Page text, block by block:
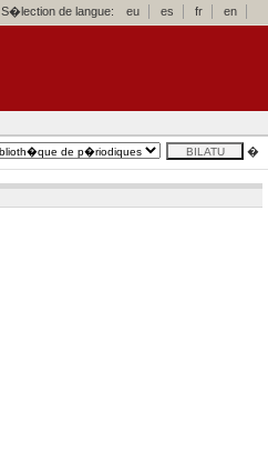
S�lection de langue: eu es fr en
�